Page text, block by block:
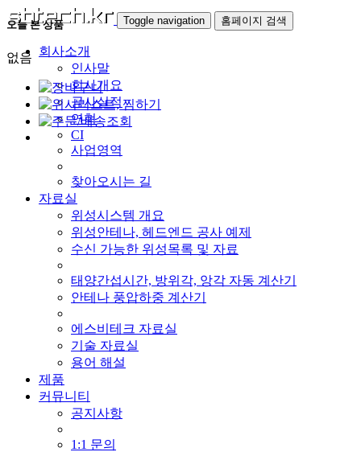
Toggle navigation 홈페이지 검색
회사소개
인사말
회사개요
공사실적
연혁
CI
사업영역
찾아오시는 길
자료실
위성시스템 개요
위성안테나, 헤드엔드 공사 예제
수신 가능한 위성목록 및 자료
태양간섭시간, 방위각, 앙각 자동 계산기
안테나 풍압하중 계산기
에스비테크 자료실
기술 자료실
용어 해설
제품
커뮤니티
공지사항
1:1 문의
오늘 본 상품
없음